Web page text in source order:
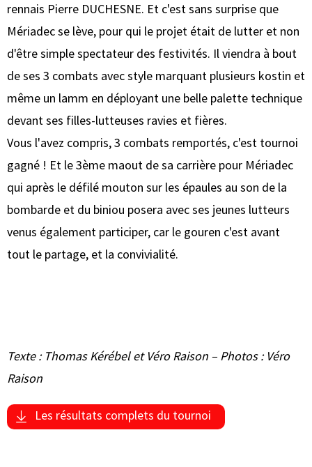
rennais Pierre DUCHESNE. Et c'est sans surprise que
Mériadec se lève, pour qui le projet était de lutter et non
d'être simple spectateur des festivités. Il viendra à bout
de ses 3 combats avec style marquant plusieurs kostin et
même un lamm en déployant une belle palette technique
devant ses filles-lutteuses ravies et fières.
Vous l'avez compris, 3 combats remportés, c'est tournoi
gagné ! Et le 3ème maout de sa carrière pour Mériadec
qui après le défilé mouton sur les épaules au son de la
bombarde et du biniou posera avec ses jeunes lutteurs
venus également participer, car le gouren c'est avant
tout le partage, et la convivialité.
Texte : Thomas Kérébel et Véro Raison – Photos : Véro
Raison
Les résultats complets du tournoi